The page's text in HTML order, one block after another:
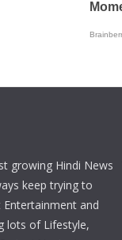
growing Hindi News
keep trying to
Entertainment and
lots of Lifestyle,